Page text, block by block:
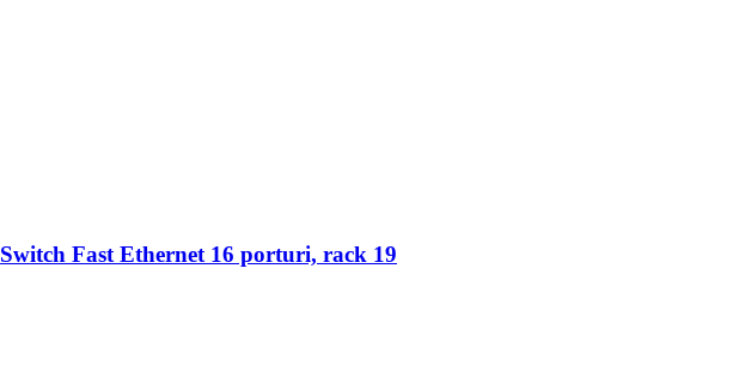
Switch Fast Ethernet 16 porturi, rack 19